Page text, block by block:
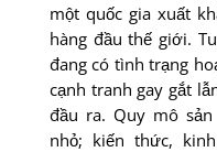
một quốc gia xuất
hàng đầu thế giới.
đang có tình trạng
cạnh tranh gay gắt
đầu ra. Quy mô
nhỏ; kiến thức,